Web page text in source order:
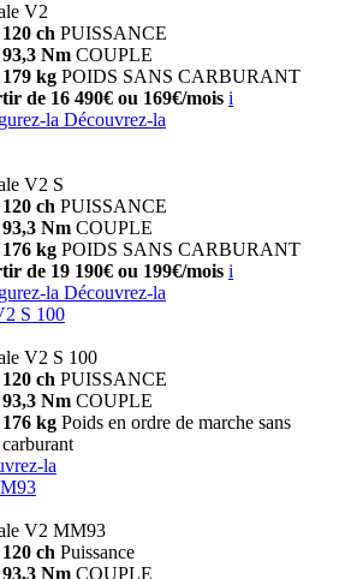
V2
120 ch PUISSANCE
93,3 Nm COUPLE
179 kg POIDS SANS CARBURANT
de 16 490€ ou 169€/mois i
la Découvrez-la
V2 S
120 ch PUISSANCE
93,3 Nm COUPLE
176 kg POIDS SANS CARBURANT
de 19 190€ ou 199€/mois i
la Découvrez-la
S 100
V2 S 100
120 ch PUISSANCE
93,3 Nm COUPLE
176 kg Poids en ordre de marche sans
carburant
la
V2 MM93
120 ch Puissance
93,3 Nm COUPLE